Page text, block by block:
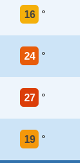
16 °
24 °
27 °
19 °